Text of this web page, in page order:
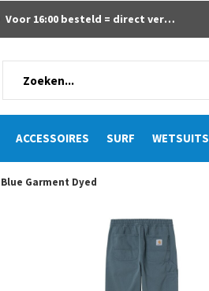
ACCESSOIRES SURF WETSUITS
Voor 16:00 besteld = direct verzonden
Garment Dyed